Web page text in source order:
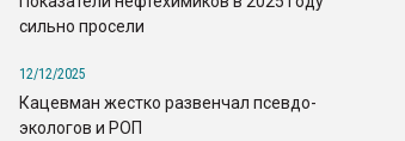
сильно просели
12/12/2025
Кацевман жестко развенчал псевдо-
экологов и РОП